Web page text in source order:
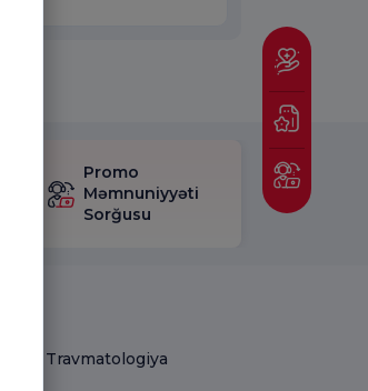
və Travmatologiya
Promo
Məmnuniyyəti
Sorğusu